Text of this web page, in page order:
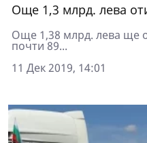
Още 1,3 млрд. лева
Още 1,38 млрд. лева ще
почти 89...
11 Дек 2019, 14:01